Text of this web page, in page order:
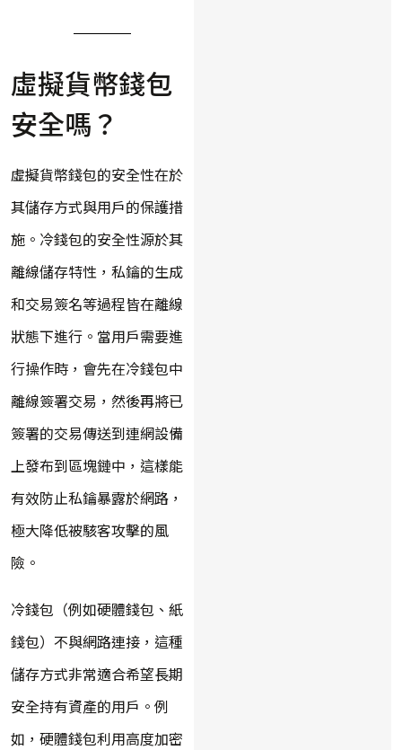
虛擬貨幣錢包
安全嗎？
虛擬貨幣錢包的安全性在於
其儲存方式與用戶的保護措
施。冷錢包的安全性源於其
離線儲存特性，私鑰的生成
和交易簽名等過程皆在離線
狀態下進行。當用戶需要進
行操作時，會先在冷錢包中
離線簽署交易，然後再將已
簽署的交易傳送到連網設備
上發布到區塊鏈中，這樣能
有效防止私鑰暴露於網路，
極大降低被駭客攻擊的風
險。
冷錢包（例如硬體錢包、紙
錢包）不與網路連接，這種
儲存方式非常適合希望長期
安全持有資產的用戶。例
如，硬體錢包利用高度加密